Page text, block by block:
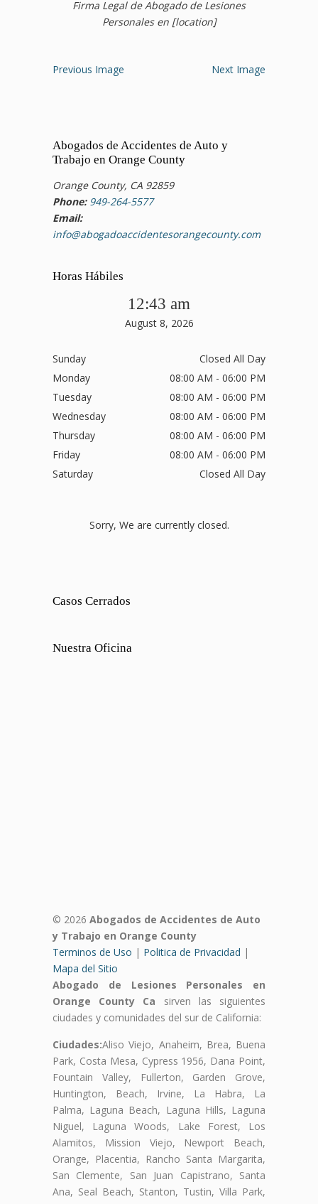
Firma Legal de Abogado de Lesiones
Personales en [location]
Previous Image Next Image
Abogados de Accidentes de Auto y
Trabajo en Orange County
Orange County, CA 92859
Phone: 949-264-5577
Email:
info@abogadoaccidentesorangecounty.com
Horas Hábiles
12:43 am
August 8, 2026
Sunday
Closed All Day
Monday
08:00 AM - 06:00 PM
Tuesday
08:00 AM - 06:00 PM
Wednesday
08:00 AM - 06:00 PM
Thursday
08:00 AM - 06:00 PM
Friday
08:00 AM - 06:00 PM
Saturday
Closed All Day
Sorry, We are currently closed.
Casos Cerrados
Nuestra Oficina
© 2026 Abogados de Accidentes de Auto
y Trabajo en Orange County
Terminos de Uso | Politica de Privacidad |
Mapa del Sitio
Abogado de Lesiones Personales en
Orange County Ca sirven las siguientes
ciudades y comunidades del sur de California:
Ciudades:Aliso Viejo, Anaheim, Brea, Buena
Park, Costa Mesa, Cypress 1956, Dana Point,
Fountain Valley, Fullerton, Garden Grove,
Huntington, Beach, Irvine, La Habra, La
Palma, Laguna Beach, Laguna Hills, Laguna
Niguel, Laguna Woods, Lake Forest, Los
Alamitos, Mission Viejo, Newport Beach,
Orange, Placentia, Rancho Santa Margarita,
San Clemente, San Juan Capistrano, Santa
Ana, Seal Beach, Stanton, Tustin, Villa Park,